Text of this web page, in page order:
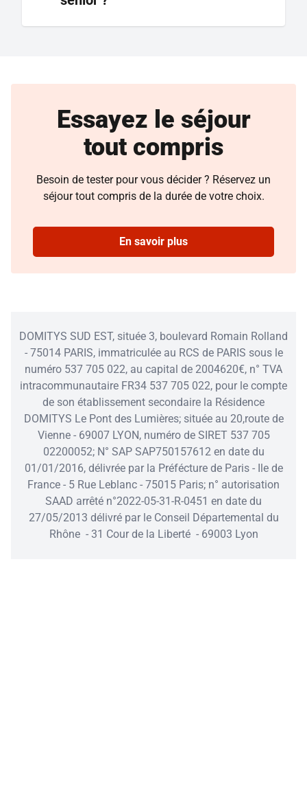
Essayez le séjour
tout compris
Besoin de tester pour vous décider ? Réservez un
séjour tout compris de la durée de votre choix.
En savoir plus
DOMITYS SUD EST, située 3, boulevard Romain Rolland
- 75014 PARIS, immatriculée au RCS de PARIS sous le
numéro 537 705 022, au capital de 2004620€, n° TVA
intracommunautaire FR34 537 705 022, pour le compte
de son établissement secondaire la Résidence
DOMITYS Le Pont des Lumières; située au 20,route de
Vienne - 69007 LYON, numéro de SIRET 537 705
02200052; N° SAP SAP750157612 en date du
01/01/2016, délivrée par la Préfécture de Paris - Ile de
France - 5 Rue Leblanc - 75015 Paris; n° autorisation
SAAD arrêté n°2022-05-31-R-0451 en date du
27/05/2013 délivré par le Conseil Départemental du
Rhône - 31 Cour de la Liberté - 69003 Lyon